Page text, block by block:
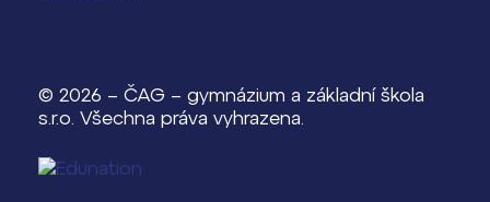
© 2026 – ČAG – gymnázium a základní škola
s.r.o. Všechna práva vyhrazena.